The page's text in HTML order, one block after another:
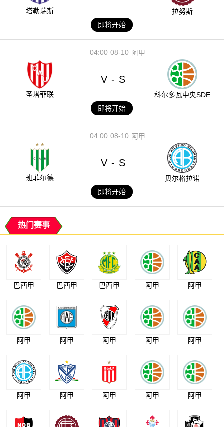
塔勒瑞斯
拉努斯
即将开始
08-10
04:00 阿甲
圣塔菲联
V - S
科尔多瓦中央SDE
即将开始
08-10
04:00 阿甲
班菲尔德
V - S
贝尔格拉诺
即将开始
热门赛事
巴西甲 巴西甲 巴西甲 阿甲 阿甲
阿甲 阿甲 阿甲 阿甲 阿甲
阿甲 阿甲 阿甲 阿甲 阿甲